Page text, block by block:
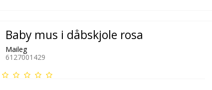
Baby mus i dåbskjole rosa
Maileg
6127001429